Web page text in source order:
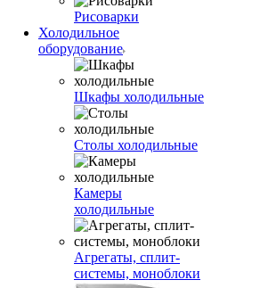
Рисоварки
Холодильное
оборудование
Шкафы холодильные
Столы холодильные
Камеры
холодильные
Агрегаты, сплит-
системы, моноблоки